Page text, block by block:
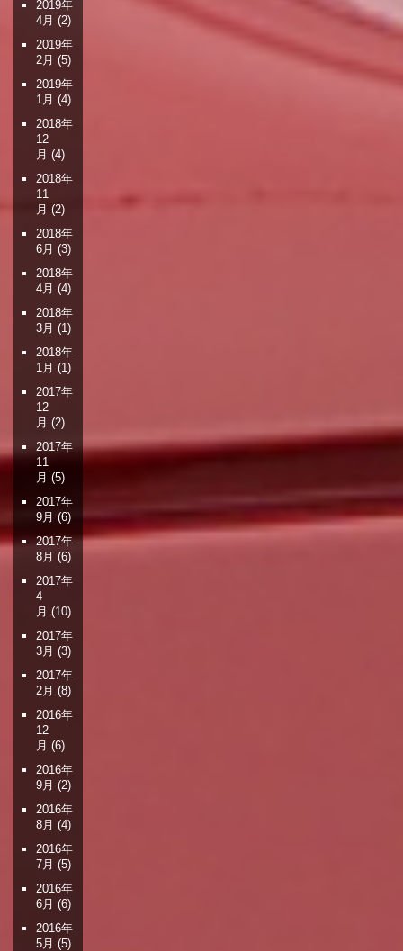
2019年
4月 (2)
2019年
2月 (5)
2019年
1月 (4)
2018年
12
月 (4)
2018年
11
月 (2)
2018年
6月 (3)
2018年
4月 (4)
2018年
3月 (1)
2018年
1月 (1)
2017年
12
月 (2)
2017年
11
月 (5)
2017年
9月 (6)
2017年
8月 (6)
2017年
4
月 (10)
2017年
3月 (3)
2017年
2月 (8)
2016年
12
月 (6)
2016年
9月 (2)
2016年
8月 (4)
2016年
7月 (5)
2016年
6月 (6)
2016年
5月 (5)